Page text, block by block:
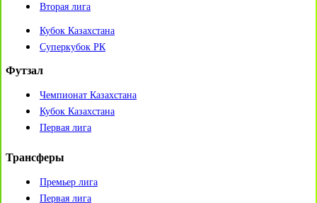
Вторая лига
Кубок Казахстана
Суперкубок РК
Футзал
Чемпионат Казахстана
Кубок Казахстана
Первая лига
Трансферы
Премьер лига
Первая лига